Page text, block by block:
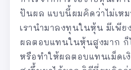
ปันผล แบบนี้ผมคิดว่าไม่เหม
เรานำมาลงทุนในหุ้น มีเพีย
ผลตอบแทนในหุ้นสูงมาก ก็
หรือทำให้ผลตอบแทนเม็ดเ